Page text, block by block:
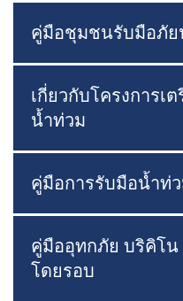
คู่มือชุมชนรับมือภัย
เกี่ยวกับโครงการเ
น้ำท่วม
คู่มือการรับมือน้ำท่
คู่มืออุทกภัย บริคิโน
โดยรอบ